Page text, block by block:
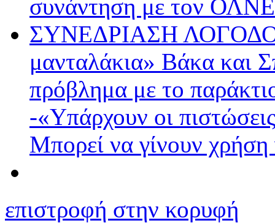
συνάντηση με τον ΟΛΝΕ
ΣΥΝΕΔΡΙΑΣΗ
μανταλάκια» Βάκα και
πρόβλημα με το
-«Υπάρχουν οι
Μπορεί να γίνουν χρήση
επιστροφή στην κορυφή